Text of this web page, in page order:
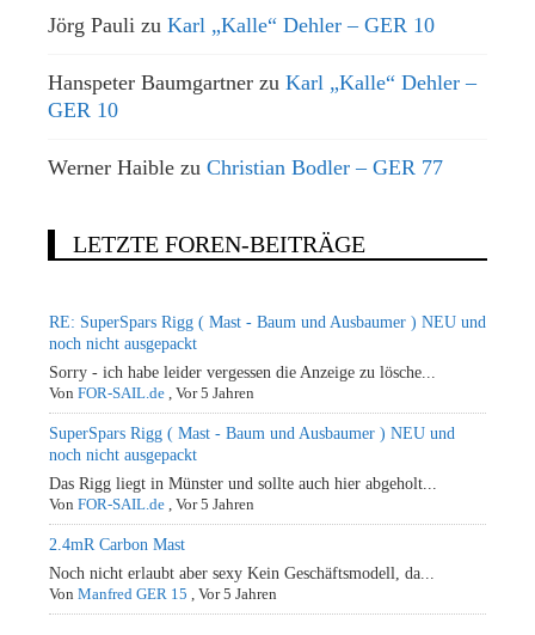
Jörg Pauli zu Karl „Kalle“ Dehler – GER 10
Hanspeter Baumgartner zu Karl „Kalle“ Dehler –
GER 10
Werner Haible zu Christian Bodler – GER 77
LETZTE FOREN-BEITRÄGE
RE: SuperSpars Rigg ( Mast - Baum und Ausbaumer ) NEU und
noch nicht ausgepackt
Sorry - ich habe leider vergessen die Anzeige zu lösche...
Von FOR-SAIL.de , Vor 5 Jahren
SuperSpars Rigg ( Mast - Baum und Ausbaumer ) NEU und
noch nicht ausgepackt
Das Rigg liegt in Münster und sollte auch hier abgeholt...
Von FOR-SAIL.de , Vor 5 Jahren
2.4mR Carbon Mast
Noch nicht erlaubt aber sexy Kein Geschäftsmodell, da...
Von Manfred GER 15 , Vor 5 Jahren